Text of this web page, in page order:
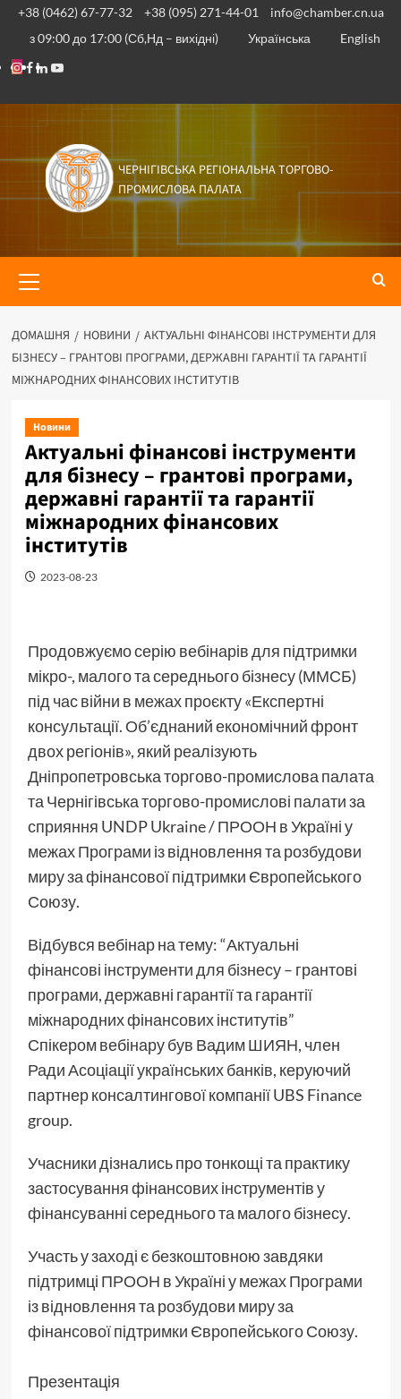
+38 (0462) 67-77-32 +38 (095) 271-44-01
info@chamber.cn.ua
з 09:00 до 17:00 (Сб,Нд – вихідні)
Українська English
ЧЕРНІГІВСЬКА РЕГІОНАЛЬНА ТОРГОВО-
ПРОМИСЛОВА ПАЛАТА
ДОМАШНЯ НОВИНИ
АКТУАЛЬНІ ФІНАНСОВІ ІНСТРУМЕНТИ ДЛЯ
БІЗНЕСУ – ГРАНТОВІ ПРОГРАМИ, ДЕРЖАВНІ ГАРАНТІЇ ТА ГАРАНТІЇ
МІЖНАРОДНИХ ФІНАНСОВИХ ІНСТИТУТІВ
Новини
Актуальні фінансові інструменти
для бізнесу – грантові програми,
державні гарантії та гарантії
міжнародних фінансових
інститутів
2023-08-23
Продовжуємо серію вебінарів для підтримки
мікро-, малого та середнього бізнесу (ММСБ)
під час війни в межах проєкту «Експертні
консультації. Об’єднаний економічний фронт
двох регіонів», який реалізують
Дніпропетровська торгово-промислова палата
та Чернігівська торгово-промислові палати за
сприяння UNDP Ukraine / ПРООН в Україні у
межах Програми із відновлення та розбудови
миру за фінансової підтримки Європейського
Союзу.
Відбувся вебінар на тему: “Актуальні
фінансові інструменти для бізнесу – грантові
програми, державні гарантії та гарантії
міжнародних фінансових інститутів”
Спікером вебінару був Вадим ШИЯН, член
Ради Асоціації українських банків, керуючий
партнер консалтингової компанії UBS Finance
group.
Учасники дізнались про тонкощі та практику
застосування фінансових інструментів у
фінансуванні середнього та малого бізнесу.
Участь у заході є безкоштовною завдяки
підтримці ПРООН в Україні у межах Програми
із відновлення та розбудови миру за
фінансової підтримки Європейського Союзу.
Презентація